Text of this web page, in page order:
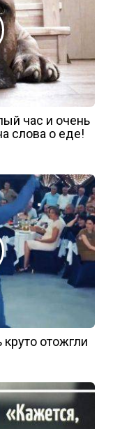
час и очень
слова о еде!
круто отожгли